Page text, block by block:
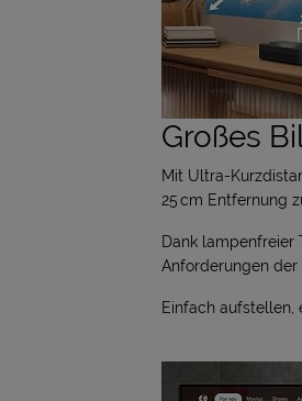
Großes
Mit Ultra-
25 cm Entfernung
Dank lampenfreier
Anforderungen der
Einfach aufstellen,